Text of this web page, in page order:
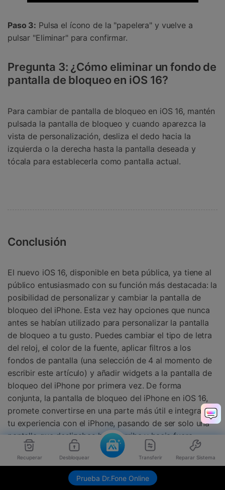
Recuperar Desbloquear Transferir Reparar Sistema
Prueba Dr.Fone Online
Paso 3: Pulsa el ícono de la "papelera" y vuelve a
pulsar "Eliminar" para confirmar.
Pregunta 3: ¿Cómo eliminar un fondo de
pantalla de bloqueo en iOS 16?
Para cambiar de pantalla de bloqueo en iOS 16, mantén
pulsada la pantalla de bloqueo y cuando aparezca la
vista de personalización, desliza el dedo hacia la
izquierda o la derecha hasta la pantalla deseada y
tócala para establecerla como pantalla actual.
Conclusión
El nuevo iOS 16, disponible en beta pública, ya tiene al
público entusiasmado con su función más destacada: la
posibilidad de personalizar y cambiar la pantalla de
bloqueo del iPhone. Esta vez hay opciones que nunca
antes se habían utilizado para personalizar la pantalla
de bloqueo a tu gusto. Puedes cambiar el tipo de letra
del reloj, el color de la fuente, aplicar filtros a los
fondos de pantalla (una selección de 4 al momento de
escribir este artículo) y añadir widgets a la pantalla de
bloqueo del iPhone por primera vez. De forma
conjunta, la pantalla de bloqueo del iPhone en iOS 16,
promete convertirse en una parte más útil e integral de
tu experiencia con el iPhone, pasando de ser solo una
pantalla que deslizabas hacia arriba y hacia fuera.
Ahora, trae tus fotografías al frente y al centro, y
permite widgets en la pantalla de bloqueo, por lo que la
pantalla se ha vuelto mucho más útil de lo que ha sido
nunca. En este artículo explicamos en detalle todas las